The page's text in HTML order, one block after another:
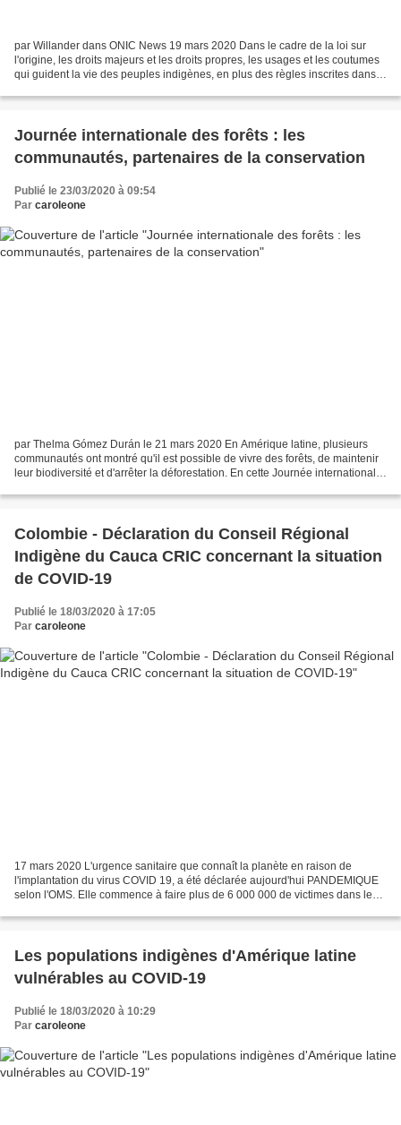
par Willander dans ONIC News 19 mars 2020 Dans le cadre de la loi sur
l'origine, les droits majeurs et les droits propres, les usages et les coutumes
qui guident la vie des peuples indigènes, en plus des règles inscrites dans
Journée internationale des forêts : les
communautés, partenaires de la conservation
Publié le 23/03/2020 à 09:54
Par caroleone
par Thelma Gómez Durán le 21 mars 2020 En Amérique latine, plusieurs
communautés ont montré qu'il est possible de vivre des forêts, de maintenir
leur biodiversité et d'arrêter la déforestation. En cette Journée internationale
Colombie - Déclaration du Conseil Régional
Indigène du Cauca CRIC concernant la situation
de COVID-19
Publié le 18/03/2020 à 17:05
Par caroleone
17 mars 2020 L'urgence sanitaire que connaît la planète en raison de
l'implantation du virus COVID 19, a été déclarée aujourd'hui PANDEMIQUE
selon l'OMS. Elle commence à faire plus de 6 000 000 de victimes dans le
Les populations indigènes d'Amérique latine
vulnérables au COVID-19
Publié le 18/03/2020 à 10:29
Par caroleone